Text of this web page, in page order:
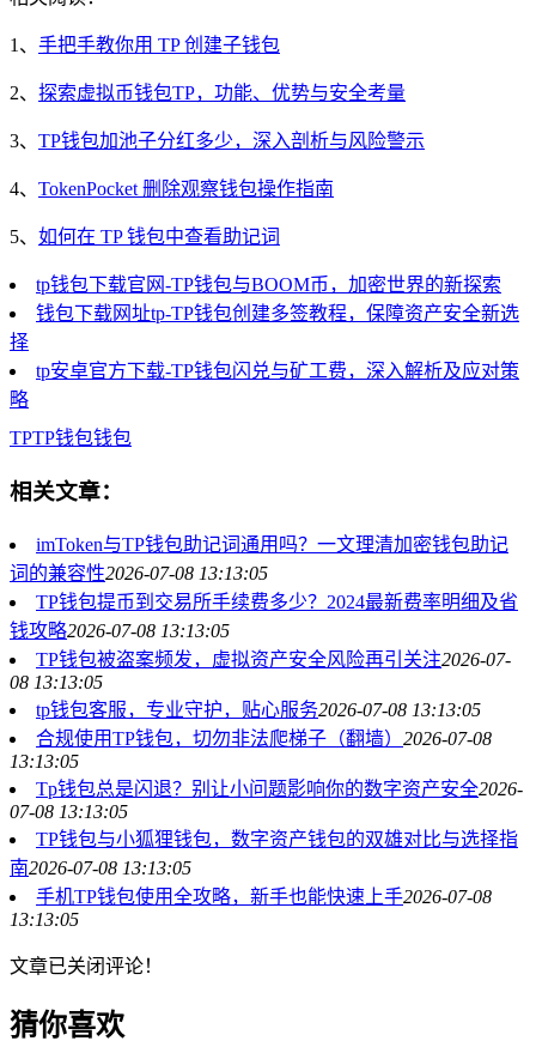
1、 手把手教你用 TP 创建子钱包
2、 探索虚拟币钱包TP，功能、优势与安全考量
3、 TP钱包加池子分红多少，深入剖析与风险警示
4、 TokenPocket 删除观察钱包操作指南
5、 如何在 TP 钱包中查看助记词
tp钱包下载官网-TP钱包与BOOM币，加密世界的新探索
钱包下载网址tp-TP钱包创建多签教程，保障资产安全新选
择
tp安卓官方下载-TP钱包闪兑与矿工费，深入解析及应对策
略
TPTP钱包钱包
相关文章：
imToken与TP钱包助记词通用吗？一文理清加密钱包助记
词的兼容性2026-07-08 13:13:05
TP钱包提币到交易所手续费多少？2024最新费率明细及省
钱攻略2026-07-08 13:13:05
TP钱包被盗案频发，虚拟资产安全风险再引关注2026-07-
08 13:13:05
tp钱包客服，专业守护，贴心服务2026-07-08 13:13:05
合规使用TP钱包，切勿非法爬梯子（翻墙） 2026-07-08
13:13:05
Tp钱包总是闪退？别让小问题影响你的数字资产安全2026-
07-08 13:13:05
TP钱包与小狐狸钱包，数字资产钱包的双雄对比与选择指
南2026-07-08 13:13:05
手机TP钱包使用全攻略，新手也能快速上手2026-07-08
13:13:05
文章已关闭评论！
猜你喜欢